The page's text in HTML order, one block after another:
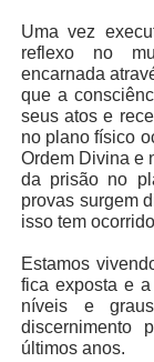
Uma vez
reflexo no
encarnada
que a
seus atos e
no plano físico
Ordem Divina e
da prisão no
provas surgem
isso tem
Estamos
fica exposta e
níveis e
discernimento
últimos anos.